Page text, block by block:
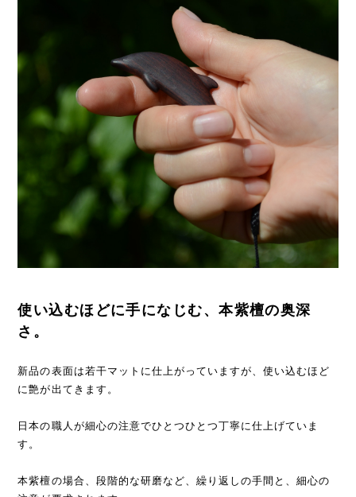
使い込むほどに手になじむ、本紫檀の奥深
さ。
新品の表面は若干マットに仕上がっていますが、使い込むほど
に艶が出てきます。
日本の職人が細心の注意でひとつひとつ丁寧に仕上げていま
す。
本紫檀の場合、段階的な研磨など、繰り返しの手間と、細心の